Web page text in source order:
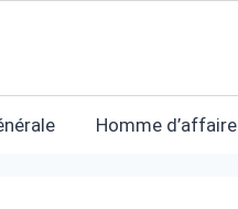
Homme d’affaire